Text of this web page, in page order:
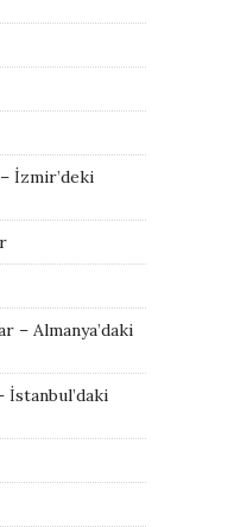
İzmir’deki
– Almanya’daki
İstanbul’daki